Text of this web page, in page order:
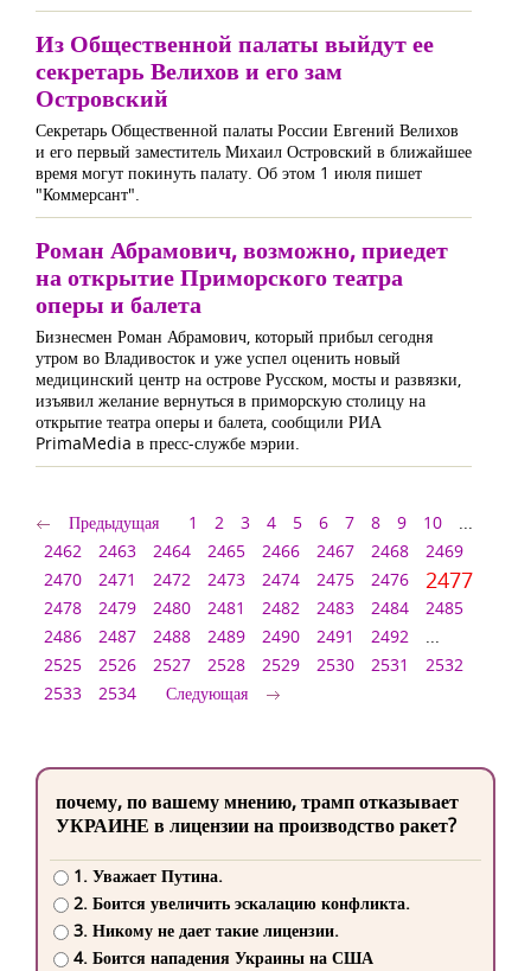
Из Общественной палаты выйдут ее
секретарь Велихов и его зам
Островский
Секретарь Общественной палаты России Евгений Велихов
и его первый заместитель Михаил Островский в ближайшее
время могут покинуть палату. Об этом 1 июля пишет
"Коммерсант".
Роман Абрамович, возможно, приедет
на открытие Приморского театра
оперы и балета
Бизнесмен Роман Абрамович, который прибыл сегодня
утром во Владивосток и уже успел оценить новый
медицинский центр на острове Русском, мосты и развязки,
изъявил желание вернуться в приморскую столицу на
открытие театра оперы и балета, сообщили РИА
PrimaMedia в пресс-службе мэрии.
Предыдущая 1 2 3 4 5 6 7 8 9 10
...
2462
2463 2464 2465 2466 2467 2468
2469
2470
2471 2472 2473 2474 2475 2476 2477
2478 2479 2480 2481 2482 2483 2484
2485
2486
2487 2488 2489 2490 2491 2492
...
2525
2526 2527 2528 2529 2530 2531
2532
2533
2534 Следующая
почему, по вашему мнению, трамп отказывает
УКРАИНЕ в лицензии на производство ракет?
1. Уважает Путина.
2. Боится увеличить эскалацию конфликта.
3. Никому не дает такие лицензии.
4. Боится нападения Украины на США